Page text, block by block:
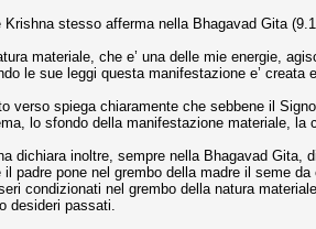
Krishna stesso afferma nella Bhagavad Gita
materiale, che e’ una delle mie energie,
le sue leggi questa manifestazione e’ creata
verso spiega chiaramente che sebbene il
lo sfondo della manifestazione materiale, la
dichiara inoltre, sempre nella Bhagavad
il padre pone nel grembo della madre il seme
condizionati nel grembo della natura
desideri passati.